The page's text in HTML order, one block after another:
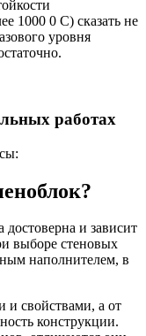
1000 0 С) сказать не
уровня
работах
и зависит
выборе стеновых
наполнителем, в
и свойствами, а от
конструкции.